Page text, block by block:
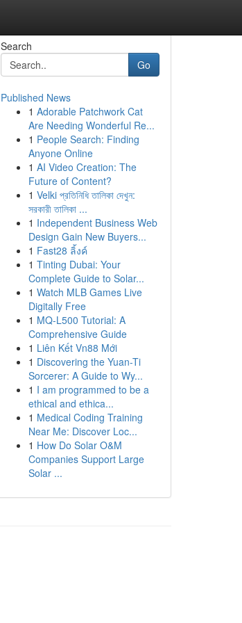
Search
Go
Published News
1 Adorable Patchwork Cat
Are Needing Wonderful Re...
1 People Search: Finding
Anyone Online
1 AI Video Creation: The
Future of Content?
1 Velki প্রতিনিধি তালিকা দেখুন:
সরকারী তালিকা ...
1 Independent Business Web
Design Gain New Buyers...
1 Fast28 ลิ้งค์
1 Tinting Dubai: Your
Complete Guide to Solar...
1 Watch MLB Games Live
Digitally Free
1 MQ-L500 Tutorial: A
Comprehensive Guide
1 Liên Kết Vn88 Mới
1 Discovering the Yuan-Ti
Sorcerer: A Guide to Wy...
1 I am programmed to be a
ethical and ethica...
1 Medical Coding Training
Near Me: Discover Loc...
1 How Do Solar O&M
Companies Support Large
Solar ...